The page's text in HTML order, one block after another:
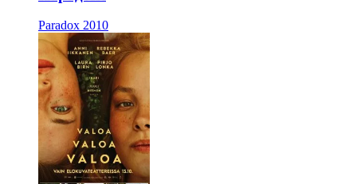
Paradox 2010